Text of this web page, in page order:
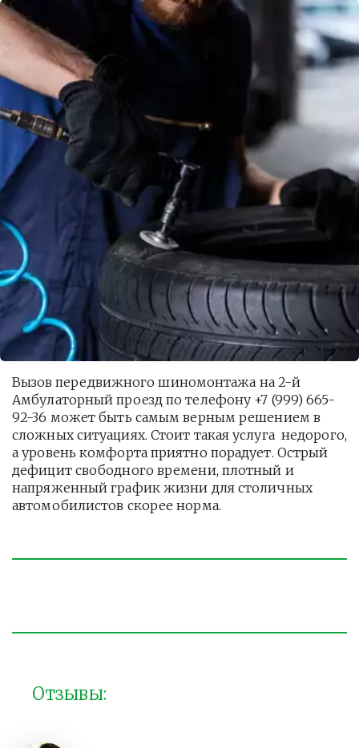
Вызов передвижного шиномонтажа на 2-й
Амбулаторный проезд по телефону +7 (999) 665-
92-36 может быть самым верным решением в
сложных ситуациях. Стоит такая услуга  недорого,
а уровень комфорта приятно порадует. Острый
дефицит свободного времени, плотный и
напряженный график жизни для столичных
автомобилистов скорее норма.
Отзывы: